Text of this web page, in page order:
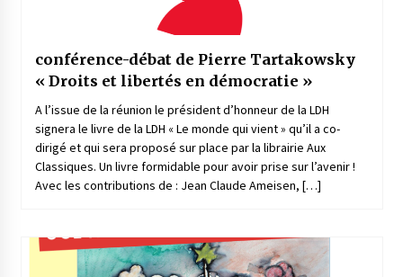
conférence-débat de Pierre Tartakowsky
« Droits et libertés en démocratie »
A l’issue de la réunion le président d’honneur de la LDH
signera le livre de la LDH « Le monde qui vient » qu’il a co-
dirigé et qui sera proposé sur place par la librairie Aux
Classiques. Un livre formidable pour avoir prise sur l’avenir !
Avec les contributions de : Jean Claude Ameisen, […]